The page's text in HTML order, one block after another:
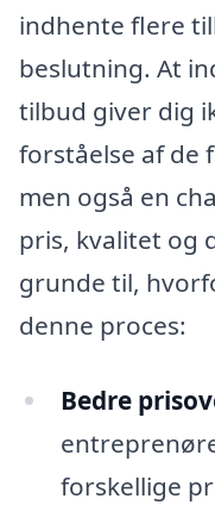
indhente flere
beslutning. At
tilbud giver dig
forståelse af de
men også en
pris, kvalitet og
grunde til,
denne proces:
Bedre
forskellige